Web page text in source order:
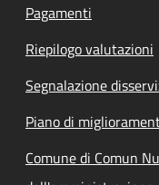
Pagamenti
Riepilogo valutazioni
Segnalazione
Piano di
Comune di Comun